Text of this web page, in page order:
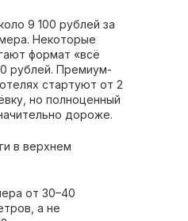
9 100 рублей за
Некоторые
формат «всё
рублей. Премиум-
стартуют от 2
но полноценный
дороже.
в верхнем
от 30–40
а не